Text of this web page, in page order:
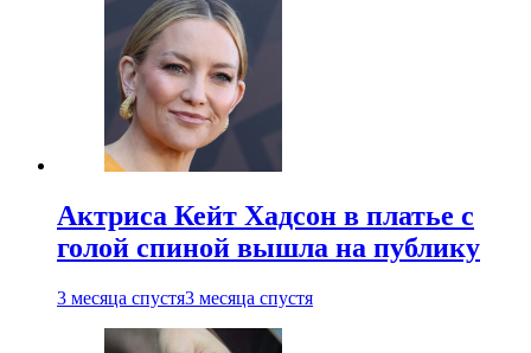
Актриса Кейт Хадсон в платье с
голой спиной вышла на публику
3 месяца спустя3 месяца спустя